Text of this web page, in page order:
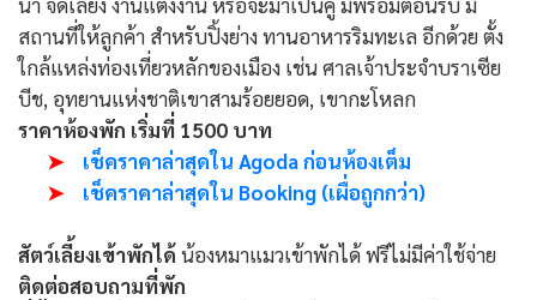
สถานที่ให้ลูกค้า สำหรับปิ้งย่าง ทานอาหารริมทะเล อีกด้วย ตั้ง
ใกล้แหล่งท่องเที่ยวหลักของเมือง เช่น ศาลเจ้าประจำบราเซีย
บีช, อุทยานแห่งชาติเขาสามร้อยยอด, เขากะโหลก
ราคาห้องพัก เริ่มที่ 1500 บาท
➤
เช็คราคาล่าสุดใน Agoda ก่อนห้องเต็ม
➤
เช็คราคาล่าสุดใน Booking (เผื่อถูกกว่า)
สัตว์เลี้ยงเข้าพักได้ น้องหมาแมวเข้าพักได้ ฟรีไม่มีค่าใช้จ่าย
ติดต่อสอบถามที่พัก